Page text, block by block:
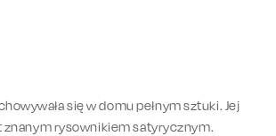
się w domu pełnym sztuki. Jej
znanym rysownikiem satyrycznym.